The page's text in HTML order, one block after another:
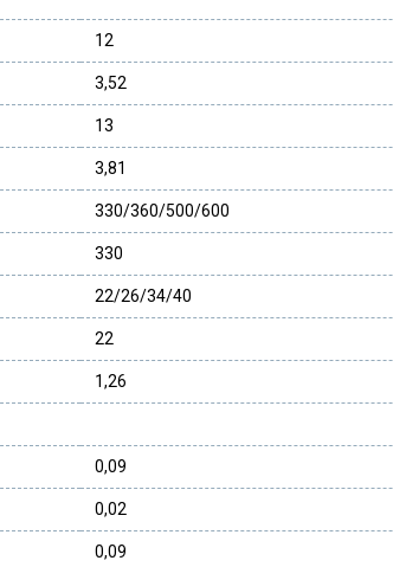
12
3,52
13
3,81
330/360/500/600
330
22/26/34/40
22
1,26
0,09
0,02
0,09